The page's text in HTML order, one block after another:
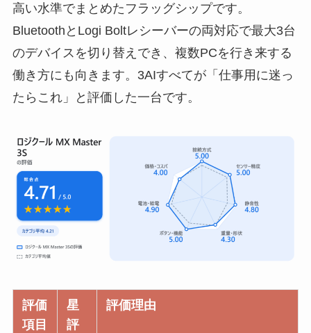
高い水準でまとめたフラッグシップです。
BluetoothとLogi Boltレシーバーの両対応で最大3台
のデバイスを切り替えでき、複数PCを行き来する
働き方にも向きます。3AIすべてが「仕事用に迷っ
たらこれ」と評価した一台です。
評価
項目
星
評
評価理由